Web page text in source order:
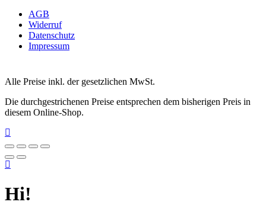
AGB
Widerruf
Datenschutz
Impressum
Alle Preise inkl. der gesetzlichen MwSt.
Die durchgestrichenen Preise entsprechen dem bisherigen Preis in
diesem Online-Shop.
Hi!